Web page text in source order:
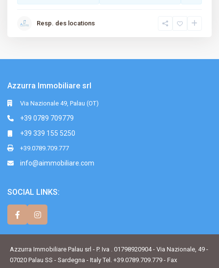
Resp. des locations
Azzurra Immobiliare srl
Via Nazionale 49, Palau (OT)
+39 0789 709779
+39 339 155 5250
+39.0789.709.777
info@aimmobiliare.com
SOCIAL LINKS:
Azzurra Immobiliare Palau srl - P. Iva . 01798920904 - Via Nazionale, 49 -
07020 Palau SS - Sardegna - Italy Tel. +39.0789.709.779 - Fax